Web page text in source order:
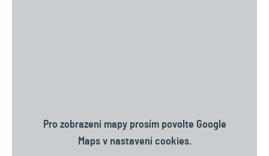
Pro zobrazení mapy prosím povolte Google
Maps v nastavení cookies.